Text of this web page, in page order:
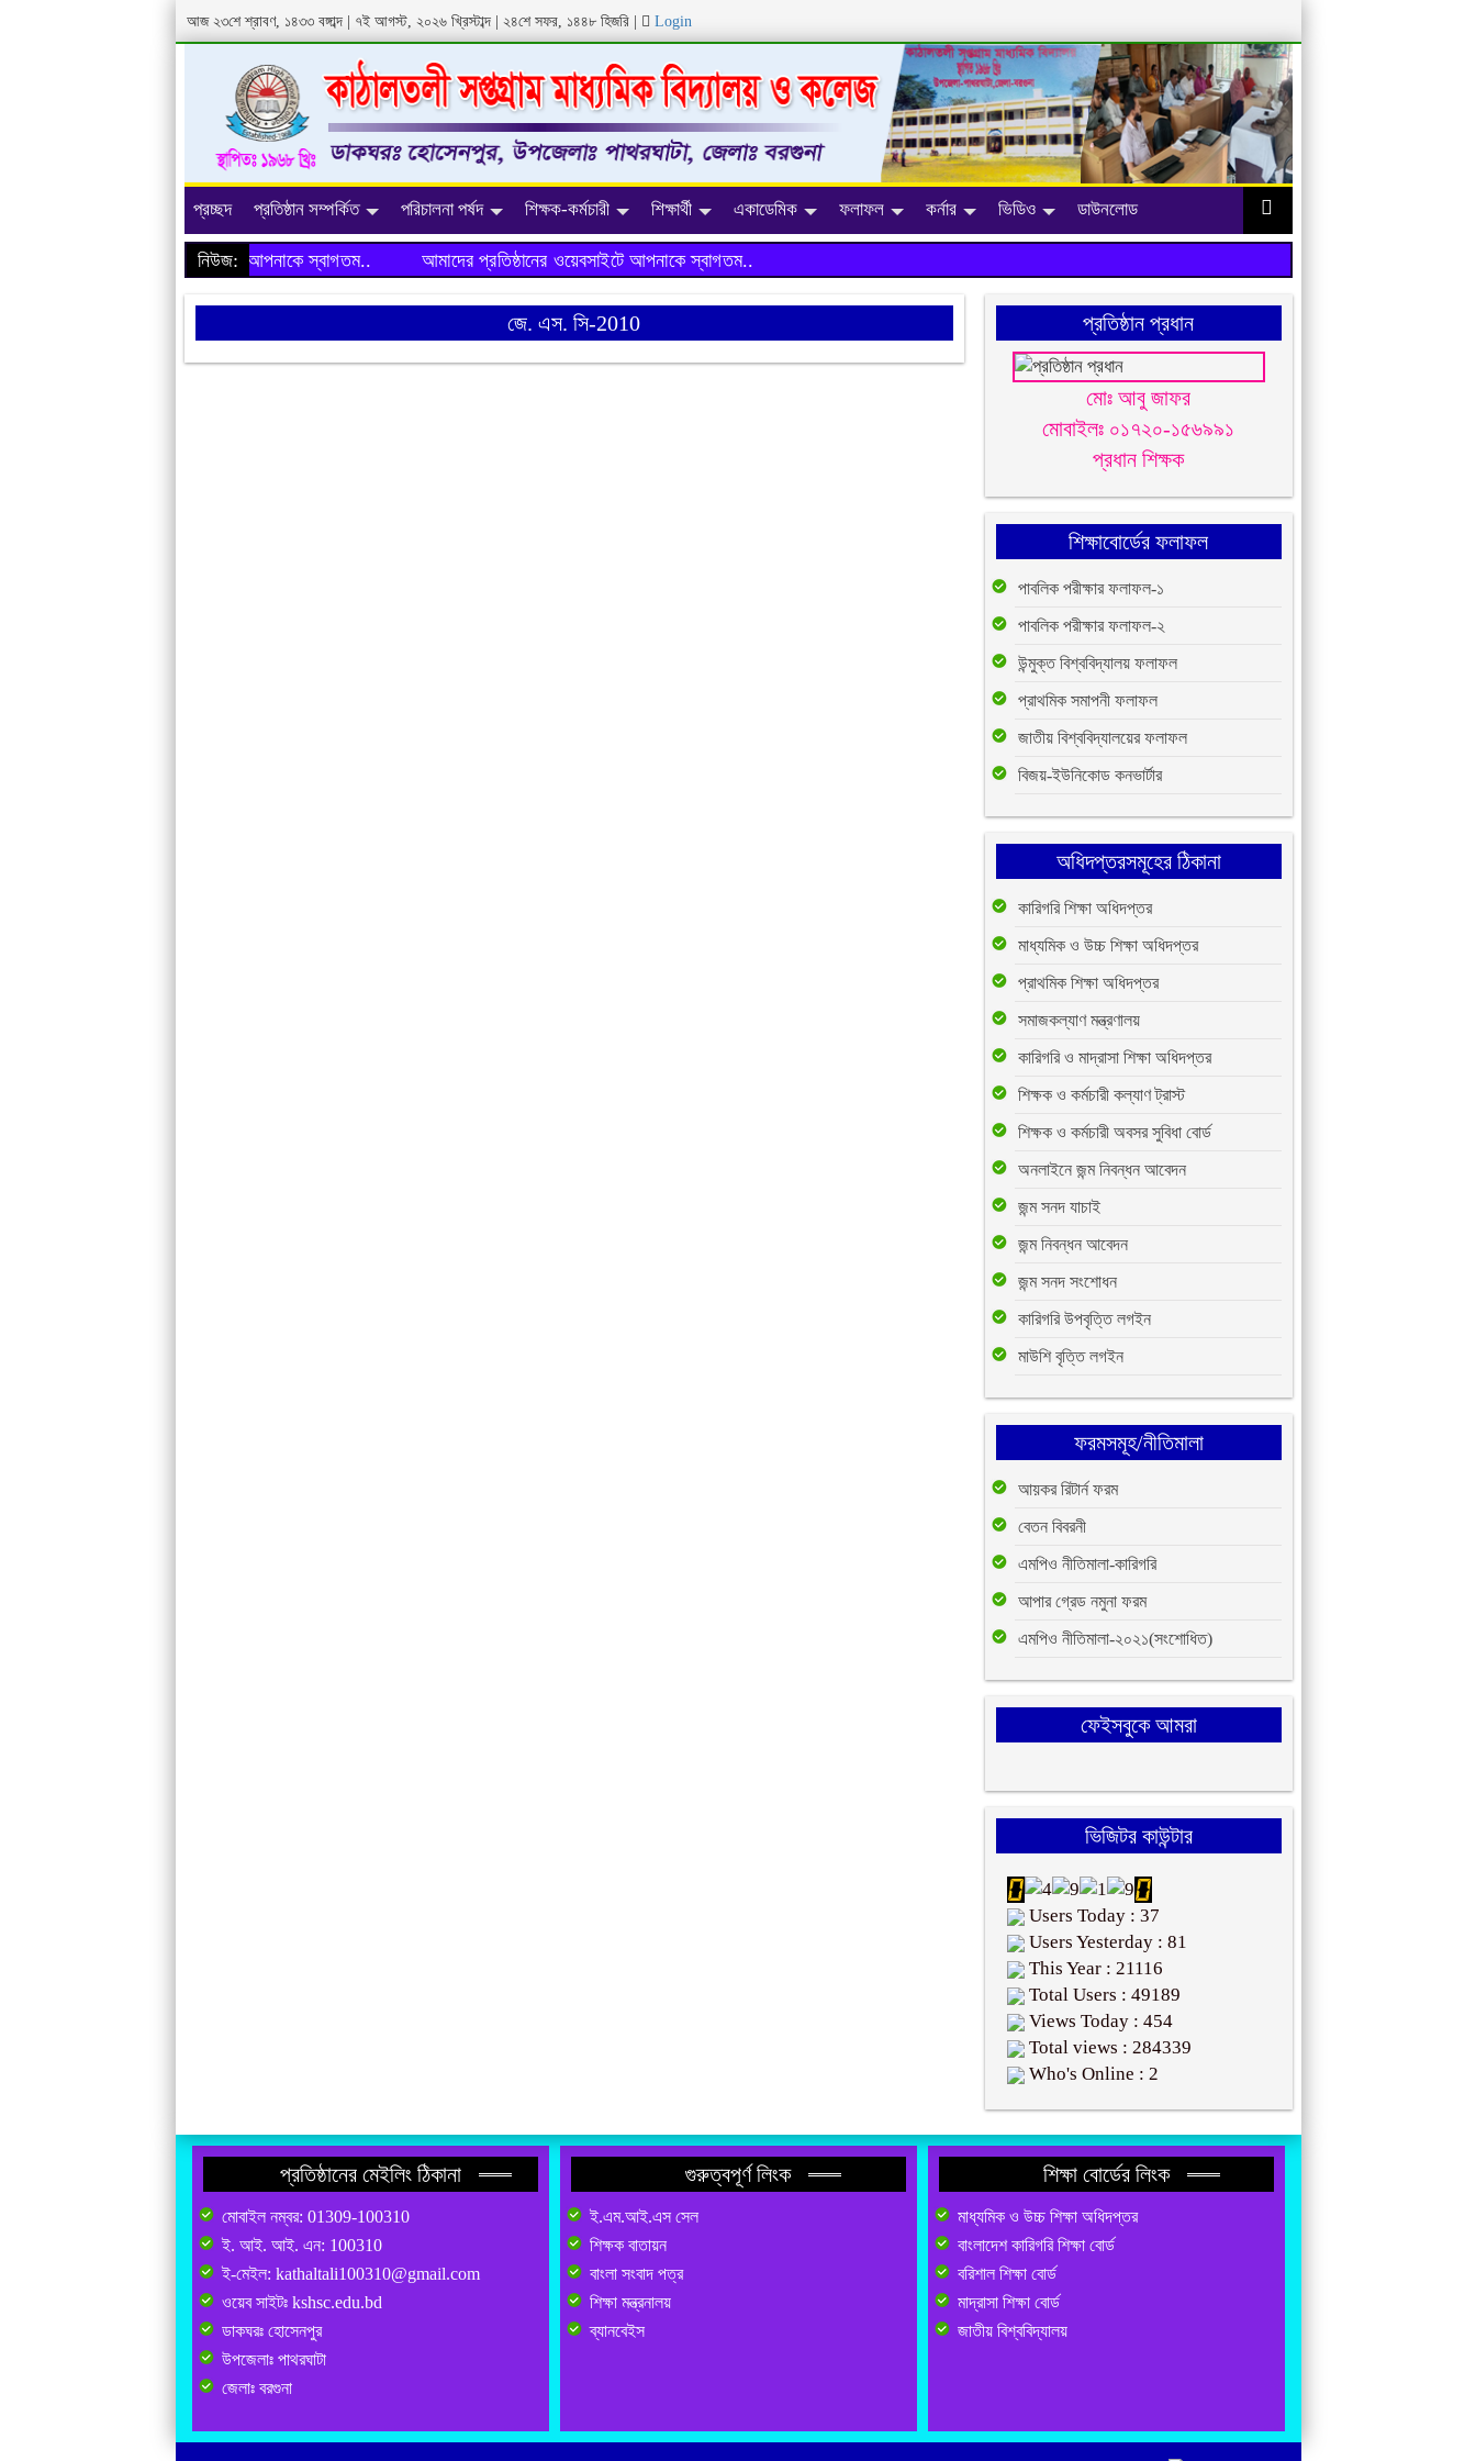
আজ ২৩শে শ্রাবণ, ১৪৩৩ বঙ্গাব্দ | ৭ই আগস্ট, ২০২৬ খ্রিস্টাব্দ | ২৪শে সফর, ১৪৪৮ হিজরি Login
প্রচ্ছদ প্রতিষ্ঠান সম্পর্কিত পরিচালনা পর্ষদ শিক্ষক-কর্মচারী শিক্ষার্থী একাডেমিক ফলাফল কর্নার ভিডিও ডাউনলোড
নিউজ: আমাদের প্রতিষ্ঠানের ওয়েবসাইটে আপনাকে স্বাগতম..
আমাদের প্রতিষ্ঠানের ওয়েবসাইটে আপনাকে স্বাগতম..
জে. এস. সি-2010 প্রতিষ্ঠান প্রধান
মোঃ আবু জাফর
মোবাইলঃ ০১৭২০-১৫৬৯৯১
প্রধান শিক্ষক
শিক্ষাবোর্ডের ফলাফল
পাবলিক পরীক্ষার ফলাফল-১
পাবলিক পরীক্ষার ফলাফল-২
উন্মুক্ত বিশ্ববিদ্যালয় ফলাফল
প্রাথমিক সমাপনী ফলাফল
জাতীয় বিশ্ববিদ্যালয়ের ফলাফল
বিজয়-ইউনিকোড কনভার্টার
অধিদপ্তরসমূহের ঠিকানা
কারিগরি শিক্ষা অধিদপ্তর
মাধ্যমিক ও উচ্চ শিক্ষা অধিদপ্তর
প্রাথমিক শিক্ষা অধিদপ্তর
সমাজকল্যাণ মন্ত্রণালয়
কারিগরি ও মাদ্রাসা শিক্ষা অধিদপ্তর
শিক্ষক ও কর্মচারী কল্যাণ ট্রাস্ট
শিক্ষক ও কর্মচারী অবসর সুবিধা বোর্ড
অনলাইনে জন্ম নিবন্ধন আবেদন
জন্ম সনদ যাচাই
জন্ম নিবন্ধন আবেদন
জন্ম সনদ সংশোধন
কারিগরি উপবৃত্তি লগইন
মাউশি বৃত্তি লগইন
ফরমসমূহ/নীতিমালা
আয়কর রিটার্ন ফরম
বেতন বিবরনী
এমপিও নীতিমালা-কারিগরি
আপার গ্রেড নমুনা ফরম
এমপিও নীতিমালা-২০২১(সংশোধিত)
ফেইসবুকে আমরা
ভিজিটর কাউন্টার
Users Today : 37
Users Yesterday : 81
This Year : 21116
Total Users : 49189
Views Today : 454
Total views : 284339
Who's Online : 2
প্রতিষ্ঠানের মেইলিং ঠিকানা
মোবাইল নম্বর: 01309-100310
ই. আই. আই. এন: 100310
ই-মেইল: kathaltali100310@gmail.com
ওয়েব সাইটঃ kshsc.edu.bd
ডাকঘরঃ হোসেনপুর
উপজেলাঃ পাথরঘাটা
জেলাঃ বরগুনা
গুরুত্বপূর্ণ লিংক
ই.এম.আই.এস সেল
শিক্ষক বাতায়ন
বাংলা সংবাদ পত্র
শিক্ষা মন্ত্রনালয়
ব্যানবেইস
শিক্ষা বোর্ডের লিংক
মাধ্যমিক ও উচ্চ শিক্ষা অধিদপ্তর
বাংলাদেশ কারিগরি শিক্ষা বোর্ড
বরিশাল শিক্ষা বোর্ড
মাদ্রাসা শিক্ষা বোর্ড
জাতীয় বিশ্ববিদ্যালয়